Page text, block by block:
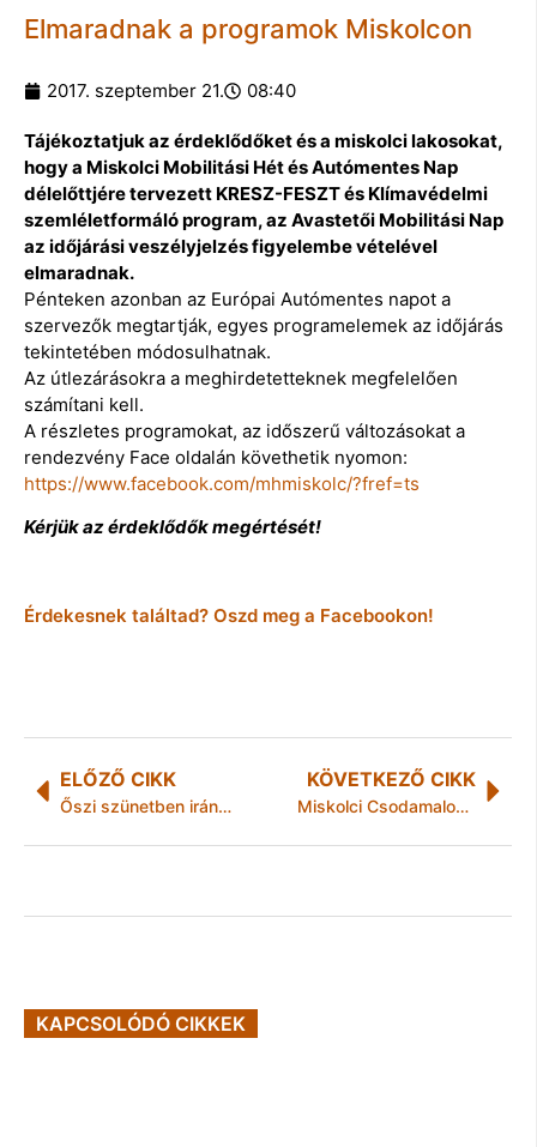
Elmaradnak a programok Miskolcon
2017. szeptember 21. 08:40
Tájékoztatjuk az érdeklődőket és a miskolci lakosokat,
hogy a Miskolci Mobilitási Hét és Autómentes Nap
délelőttjére tervezett KRESZ-FESZT és Klímavédelmi
szemléletformáló program, az Avastetői Mobilitási Nap
az időjárási veszélyjelzés figyelembe vételével
elmaradnak.
Pénteken azonban az Európai Autómentes napot a
szervezők megtartják, egyes programelemek az időjárás
tekintetében módosulhatnak.
Az útlezárásokra a meghirdetetteknek megfelelően
számítani kell.
A részletes programokat, az időszerű változásokat a
rendezvény Face oldalán követhetik nyomon:
https://www.facebook.com/mhmiskolc/?fref=ts
Kérjük az érdeklődők megértését!
Érdekesnek találtad? Oszd meg a Facebookon!
ELŐZŐ CIKK
Őszi szünetben irány a világ legszebb országa!
KÖVETKEZŐ CIKK
Miskolci Csodamalom Bábszínház – Oktober programok
KAPCSOLÓDÓ CIKKEK